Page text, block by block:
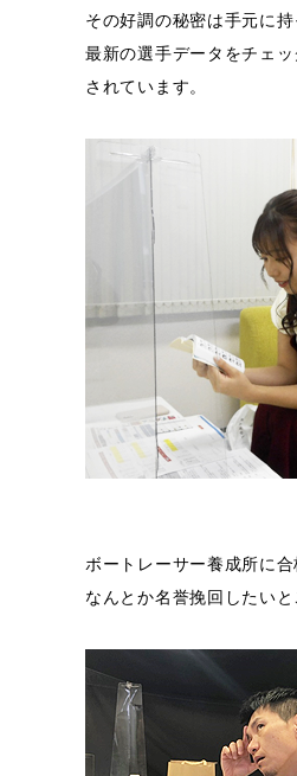
その好調の秘密は手元に持
最新の選手データをチェ
されています。
ボートレーサー養成所に
なんとか名誉挽回したいと